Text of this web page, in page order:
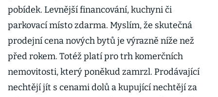
pobídek. Levnější financování, kuchyni či
parkovací místo zdarma. Myslím, že skutečná
prodejní cena nových bytů je výrazně níže než
před rokem. Totéž platí pro trh komerčních
nemovitosti, který poněkud zamrzl. Prodávající
nechtějí jít s cenami dolů a kupující nechtějí za